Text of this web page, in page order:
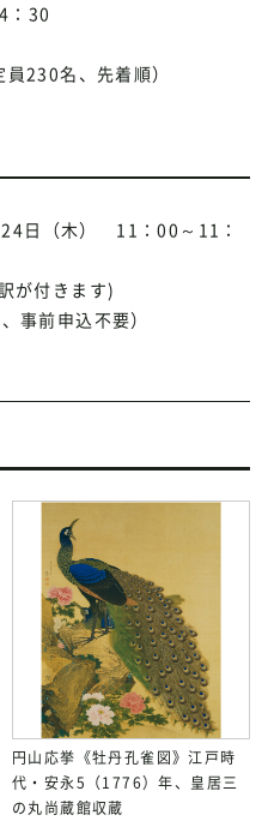
：30
230名、先着順）
日（木） 11：00～11：
が付きます)
事前申込不要）
円山応挙《牡丹孔雀図》江戸時
代・安永5（1776）年、皇居三
の丸尚蔵館収蔵